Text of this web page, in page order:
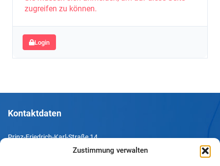
Zustimmung verwalten
zugreifen zu können.
Login
Kontaktdaten
Prinz-Friedrich-Karl-Straße 14